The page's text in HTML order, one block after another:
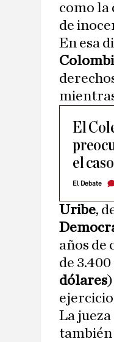
como la
de
En esa
El
el
El Debate
Uribe,
años de
de
dólares
La
también